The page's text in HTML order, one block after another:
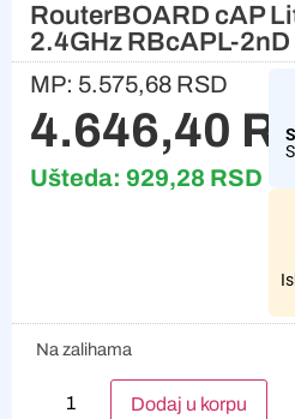
RouterBOARD cAP
2.4GHz RBcAPL-2nD
MP: 5.575,68 RSD
4.646,40
Ušteda: 929,28 RSD
Na zalihama
Dodaj u korpu